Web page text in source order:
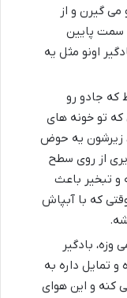
گیرن و از
سمت پایین
اونو مثل یه
که جادو رو
که تو خونه های
زیرشون یه حوض
از روی سطح
تبخیر باعث
که با آبپاش
وزه، بادگیر
تمایل داره به
کنه و این هوای